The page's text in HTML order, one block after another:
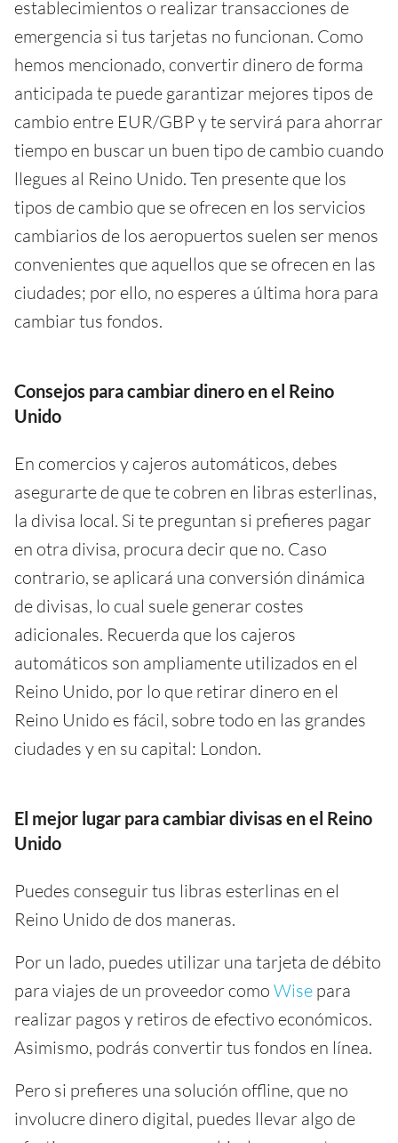
establecimientos o realizar transacciones de
emergencia si tus tarjetas no funcionan. Como
hemos mencionado, convertir dinero de forma
anticipada te puede garantizar mejores tipos de
cambio entre EUR/GBP y te servirá para ahorrar
tiempo en buscar un buen tipo de cambio cuando
llegues al Reino Unido. Ten presente que los
tipos de cambio que se ofrecen en los servicios
cambiarios de los aeropuertos suelen ser menos
convenientes que aquellos que se ofrecen en las
ciudades; por ello, no esperes a última hora para
cambiar tus fondos.
Consejos para cambiar dinero en el Reino
Unido
En comercios y cajeros automáticos, debes
asegurarte de que te cobren en libras esterlinas,
la divisa local. Si te preguntan si prefieres pagar
en otra divisa, procura decir que no. Caso
contrario, se aplicará una conversión dinámica
de divisas, lo cual suele generar costes
adicionales. Recuerda que los cajeros
automáticos son ampliamente utilizados en el
Reino Unido, por lo que retirar dinero en el
Reino Unido es fácil, sobre todo en las grandes
ciudades y en su capital: London.
El mejor lugar para cambiar divisas en el Reino
Unido
Puedes conseguir tus libras esterlinas en el
Reino Unido de dos maneras.
Por un lado, puedes utilizar una tarjeta de débito
para viajes de un proveedor como Wise para
realizar pagos y retiros de efectivo económicos.
Asimismo, podrás convertir tus fondos en línea.
Pero si prefieres una solución offline, que no
involucre dinero digital, puedes llevar algo de